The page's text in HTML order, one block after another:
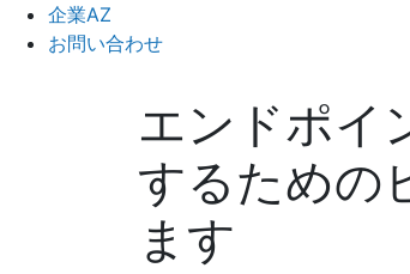
企業AZ
お問い合わせ
エンドポイ
するための
ます